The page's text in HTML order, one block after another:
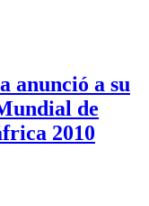
anunció a su
de
2010